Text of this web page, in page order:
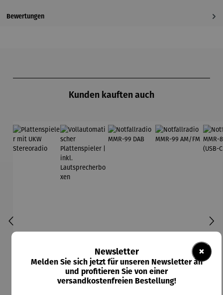
Bewertungen
Kunden kauften auch
×
Newsletter
Melden Sie sich jetzt für unseren Newsletter an
und profitieren Sie von einer
versandkostenfreien Bestellung!